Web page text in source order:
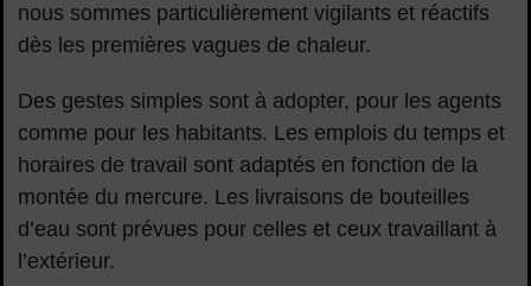
nous sommes particulièrement vigilants et réactifs
dès les premières vagues de chaleur.
Des gestes simples sont à adopter, pour les agents
comme pour les habitants. Les emplois du temps et
horaires de travail sont adaptés en fonction de la
montée du mercure. Les livraisons de bouteilles
d’eau sont prévues pour celles et ceux travaillant à
l’extérieur.